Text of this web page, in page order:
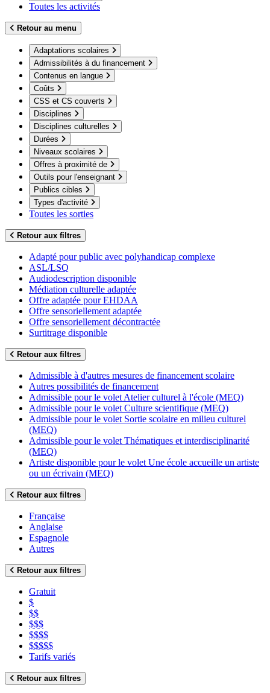
Toutes les activités
Retour au menu
Adaptations scolaires
Admissibilités à du financement
Contenus en langue
Coûts
CSS et CS couverts
Disciplines
Disciplines culturelles
Durées
Niveaux scolaires
Offres à proximité de
Outils pour l'enseignant
Publics cibles
Types d'activité
Toutes les sorties
Retour aux filtres
Adapté pour public avec polyhandicap complexe
ASL/LSQ
Audiodescription disponible
Médiation culturelle adaptée
Offre adaptée pour EHDAA
Offre sensoriellement adaptée
Offre sensoriellement décontractée
Surtitrage disponible
Retour aux filtres
Admissible à d'autres mesures de financement scolaire
Autres possibilités de financement
Admissible pour le volet Atelier culturel à l'école (MEQ)
Admissible pour le volet Culture scientifique (MEQ)
Admissible pour le volet Sortie scolaire en milieu culturel
(MEQ)
Admissible pour le volet Thématiques et interdisciplinarité
(MEQ)
Artiste disponible pour le volet Une école accueille un artiste
ou un écrivain (MEQ)
Retour aux filtres
Française
Anglaise
Espagnole
Autres
Retour aux filtres
Gratuit
$
$$
$$$
$$$$
$$$$$
Tarifs variés
Retour aux filtres